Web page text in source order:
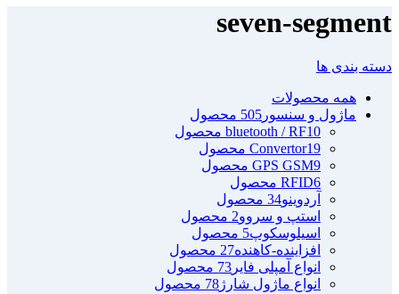
seven-segment
دسته بندی ها
همه محصولات
ماژول و سنسور 505 محصول
bluetooth / RF10 محصول
Convertor19 محصول
GPS GSM9 محصول
RFID6 محصول
آردوینو34 محصول
استپ و سروو2 محصول
اسیلوسکوپ5 محصول
افزاینده-کاهنده27 محصول
انواع آمپلی فایر 73 محصول
انواع ماژول شارژ 78 محصول